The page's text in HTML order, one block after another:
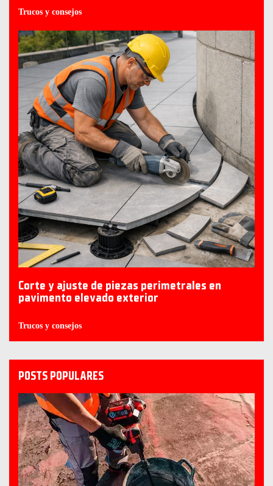
Trucos y consejos
Corte y ajuste de piezas perimetrales en
pavimento elevado exterior
Trucos y consejos
POSTS POPULARES